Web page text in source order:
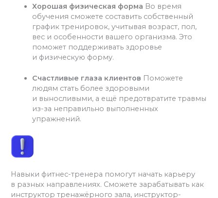
Хорошая физическая форма Во время
обучения сможете составить собственный
график тренировок, учитывая возраст, пол,
вес и особенности вашего организма. Это
поможет поддерживать здоровье
и физическую форму.
Счастливые глаза клиентов Поможете
людям стать более здоровыми
и выносливыми, а ещё предотвратите травмы
из-за неправильно выполненных
упражнений.
Навыки фитнес-тренера помогут начать карьеру
в разных направлениях. Сможете зарабатывать как
инструктор тренажёрного зала, инструктор-